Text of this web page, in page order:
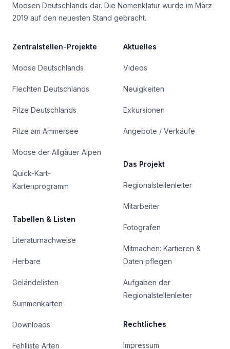
Moosen Deutschlands dar. Die Nomenklatur wurde im März
2019 auf den neuesten Stand gebracht.
Zentralstellen-Projekte
Moose Deutschlands
Flechten Deutschlands
Pilze Deutschlands
Pilze am Ammersee
Moose der Allgäuer Alpen
Quick-Kart-
Kartenprogramm
Tabellen & Listen
Literaturnachweise
Herbare
Geländelisten
Summenkarten
Downloads
Fehlliste Arten
Aktuelles
Videos
Neuigkeiten
Exkursionen
Angebote / Verkäufe
Das Projekt
Regionalstellenleiter
Mitarbeiter
Fotografen
Mitmachen: Kartieren &
Daten pflegen
Aufgaben der
Regionalstellenleiter
Rechtliches
Impressum